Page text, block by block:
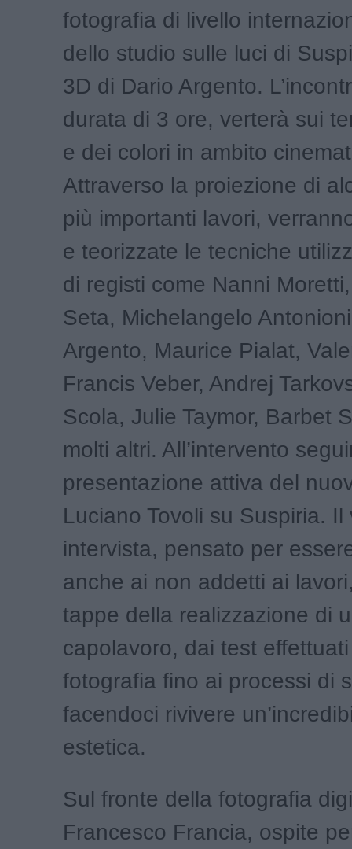
fotografia di livello
dello studio sulle luci di
3D di Dario Argento.
durata di 3 ore, verterà sui
e dei colori in ambito
Attraverso la proiezione di
più importanti lavori,
e teorizzate le tecniche
di registi come Nanni
Seta, Michelangelo
Argento, Maurice Pialat,
Francis Veber, Andrej
Scola, Julie Taymor, Barbet
molti altri. All’intervento
presentazione attiva del
Luciano Tovoli su Suspiria. Il
intervista, pensato per
anche ai non addetti ai
tappe della realizzazione di
capolavoro, dai test
fotografia fino ai processi di
facendoci rivivere
estetica.
Sul fronte della fotografia
Francesco Francia, ospite